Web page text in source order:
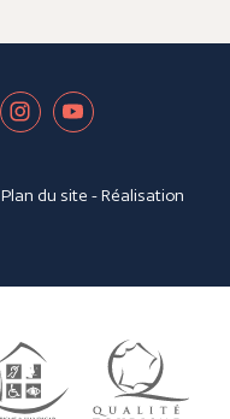
Plan du site - Réalisation